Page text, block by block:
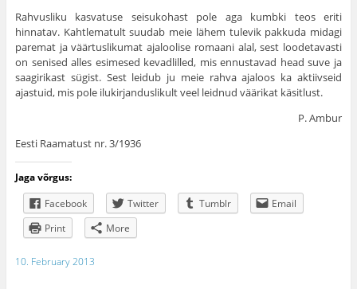
Rahvusliku kasvatuse seisukohast pole aga kumbki teos eriti
hinnatav. Kahtlematult suudab meie lähem tulevik pakkuda midagi
paremat ja väärtuslikumat ajaloolise romaani alal, sest loodetavasti
on senised alles esimesed kevadlilled, mis ennustavad head suve ja
saagirikast sügist. Sest leidub ju meie rahva ajaloos ka aktiivseid
ajastuid, mis pole ilukirjanduslikult veel leidnud väärikat käsitlust.
P. Ambur
Eesti Raamatust nr. 3/1936
Jaga võrgus:
Facebook
Twitter Tumblr
Email
Print
More
10. February 2013